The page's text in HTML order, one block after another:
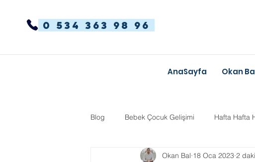
0 534 363 98 96
AnaSayfa Okan
Blog Bebek Çocuk Gelişimi Hafta Hafta
Dikkat Dağınıklığı Hiperaktivite Anne-
Okan Bal 18 Oca 2023 2